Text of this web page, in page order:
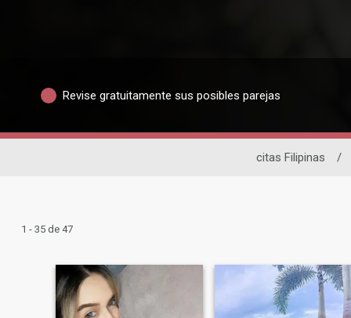
Revise gratuitamente sus posibles parejas
citas Filipinas /
1 - 35 de 47